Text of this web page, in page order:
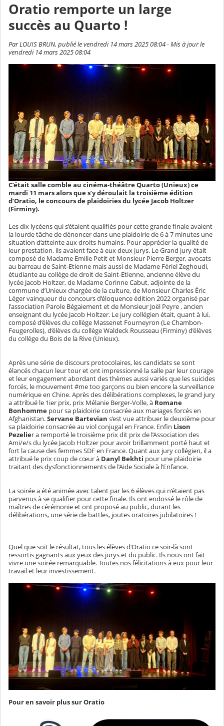
Oratio remporte un large
succès au Quarto !
Par LOUIS BRUN, publié le vendredi 14 mars 2025 08:04 - Mis à jour le
vendredi 14 mars 2025 08:04
C’était salle comble au cinéma-théâtre Quarto (Unieux) ce
mardi 11 mars alors que s’y déroulait la troisième édition
d’Oratio, le concours de plaidoiries du lycée Jacob Holtzer
(Firminy).
Les dix lycéens qui s’étaient qualifiés pour cette grande finale avaient
la lourde tâche de dénoncer dans une plaidoirie de 6 à 7 minutes une
situation d’atteinte aux droits humains. Pour apprécier la qualité de
leur prestation, ils avaient face à eux deux jurys. Le Grand jury était
composé de Madame Emilie Petit et Monsieur Pierre Berger, avocats
au barreau de Saint-Etienne mais aussi de Madame Fériel Zeghoudi,
étudiante au collège de droit de Saint-Etienne, ancienne élève du
lycée Jacob Holtzer, de Madame Corinne Cabut, adjointe de la
commune d’Unieux chargée de la culture, de Monsieur Charles Éric
Léger vainqueur du concours d’éloquence édition 2022 organisé par
l'association Parole Bégaiement et de Monsieur Joël Peyre , ancien
enseignant du lycée Jacob Holtzer. Le jury collégien était, quant à lui,
composé d’élèves du collège Massenet Fourneyron (Le Chambon-
Feugerolles), d’élèves du collège Waldeck Rousseau (Firminy) d’élèves
du collège du Bois de la Rive (Unieux).
Après une série de discours protocolaires, les candidats se sont
élancés chacun leur tour et ont impressionné la salle par leur courage
et leur engagement abordant des thèmes aussi variés que les suicides
forcés, le mouvement #me too garçons ou bien encore la surveillance
numérique en Chine. Après des délibérations complexes, le grand jury
a attribué le 1ier prix, prix Mélanie Berger-Volle, à Romane
Bonhomme pour sa plaidoirie consacrée aux mariages forcés en
Afghanistan.Servane Bartevian s’est vue attribuer le deuxième pour
sa plaidoirie consacrée au viol conjugal en France. Enfin Lison
Pezelier a remporté le troisième prix dit prix de l’Association des
Ami/e/s du lycée Jacob Holtzer pour avoir brillamment porté haut et
fort la cause des femmes SDF en France. Quant aux jury collégien, il a
attribué le prix coup de cœur à Danyl Bekhti pour une plaidoirie
traitant des dysfonctionnements de l’Aide Sociale à l’Enfance.
La soirée a été animée avec talent par les 6 élèves qui n’étaient pas
parvenus à se qualifier pour cette finale. Ils ont endossé le rôle de
maîtres de cérémonie et ont proposé au public, durant les
délibérations, une série de battles, joutes oratoires jubilatoires !
Quel que soit le résultat, tous les élèves d’Oratio ce soir-là sont
ressortis gagnants aux yeux des jurys et du public. Ils nous ont fait
vivre une soirée remarquable. Toutes nos félicitations à eux pour leur
travail et leur investissement.
Pour en savoir plus sur Oratio